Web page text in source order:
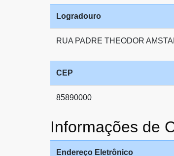
Logradouro
RUA PADRE THEODOR
CEP
85890000
Informações de
Endereço Eletrônico